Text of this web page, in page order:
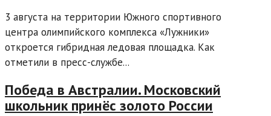
3 августа на территории Южного спортивного
центра олимпийского комплекса «Лужники»
откроется гибридная ледовая площадка. Как
отметили в пресс-службе...
Победа в Австралии. Московский
школьник принёс золото России